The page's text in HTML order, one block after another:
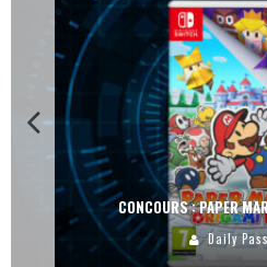
CONCOURS : PAPER
Daily